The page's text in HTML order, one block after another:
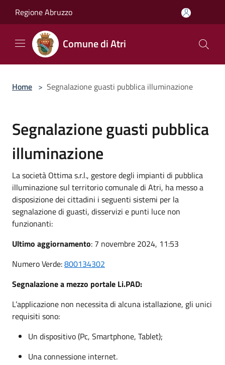
Regione Abruzzo
Comune di Atri
Home > Segnalazione guasti pubblica illuminazione
Segnalazione guasti pubblica
illuminazione
La società Ottima s.r.l., gestore degli impianti di pubblica
illuminazione sul territorio comunale di Atri, ha messo a
disposizione dei cittadini i seguenti sistemi per la
segnalazione di guasti, disservizi e punti luce non
funzionanti:
Ultimo aggiornamento: 7 novembre 2024, 11:53
Numero Verde:800134302
Segnalazione a mezzo portale Li.PAD:
L’applicazione non necessita di alcuna istallazione, gli unici
requisiti sono:
Un dispositivo (Pc, Smartphone, Tablet);
Una connessione internet.